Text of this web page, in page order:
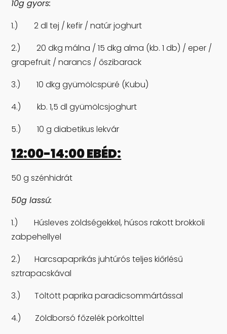
10g gyors:
1.) 2 dl tej / kefir / natúr joghurt
2.) 20 dkg málna / 15 dkg alma (kb. 1 db) / eper /
grapefruit / narancs / őszibarack
3.) 10 dkg gyümölcspüré (Kubu)
4.) kb. 1,5 dl gyümölcsjoghurt
5.) 10 g diabetikus lekvár
12:00-14:00 EBÉD:
50 g szénhidrát
50g lassú:
1.) Húsleves zöldségekkel, húsos rakott brokkoli
zabpehellyel
2.) Harcsapaprikás juhtúrós teljes kiőrlésű
sztrapacskával
3.) Töltött paprika paradicsommártással
4.) Zöldborsó főzelék pörkölttel